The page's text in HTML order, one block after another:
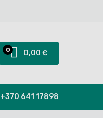
0,00 €
0
+370 641 17898